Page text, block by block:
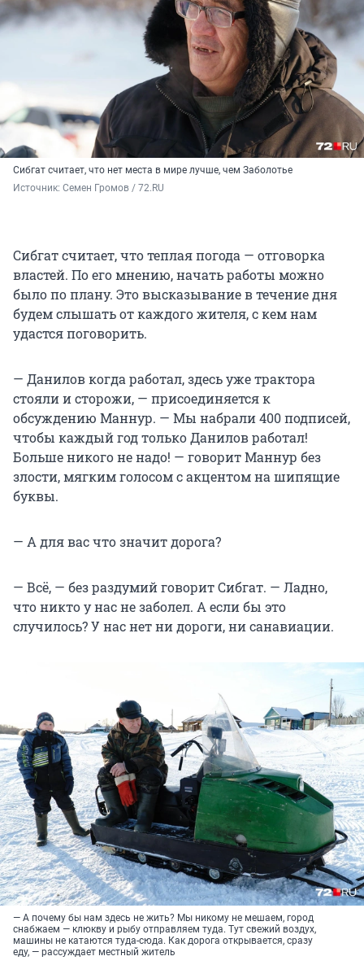
Сибгат считает, что нет места в мире лучше, чем Заболотье
Источник: Семен Громов / 72.RU
Сибгат считает, что теплая погода — отговорка
властей. По его мнению, начать работы можно
было по плану. Это высказывание в течение дня
будем слышать от каждого жителя, с кем нам
удастся поговорить.
— Данилов когда работал, здесь уже трактора
стояли и сторожи, — присоединяется к
обсуждению Маннур. — Мы набрали 400 подписей,
чтобы каждый год только Данилов работал!
Больше никого не надо! — говорит Маннур без
злости, мягким голосом с акцентом на шипящие
буквы.
— А для вас что значит дорога?
— Всё, — без раздумий говорит Сибгат. — Ладно,
что никто у нас не заболел. А если бы это
случилось? У нас нет ни дороги, ни санавиации.
— А почему бы нам здесь не жить? Мы никому не мешаем, город
снабжаем — клюкву и рыбу отправляем туда. Тут свежий воздух,
машины не катаются туда-сюда. Как дорога открывается, сразу
еду, — рассуждает местный житель